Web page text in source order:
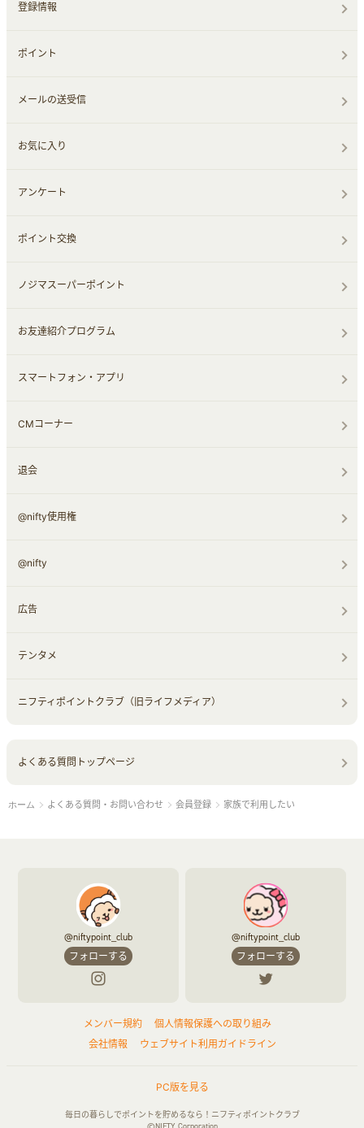
登録情報
ポイント
メールの送受信
お気に入り
アンケート
ポイント交換
ノジマスーパーポイント
お友達紹介プログラム
スマートフォン・アプリ
CMコーナー
退会
@nifty使用権
@nifty
広告
テンタメ
ニフティポイントクラブ（旧ライフメディア）
よくある質問トップページ
ホーム よくある質問・お問い合わせ 会員登録 家族で利用したい
@niftypoint_club
フォローする
@niftypoint_club
フォローする
メンバー規約
個人情報保護への取り組み
会社情報
ウェブサイト利用ガイドライン
PC版を見る
毎日の暮らしでポイントを貯めるなら！ニフティポイントクラブ